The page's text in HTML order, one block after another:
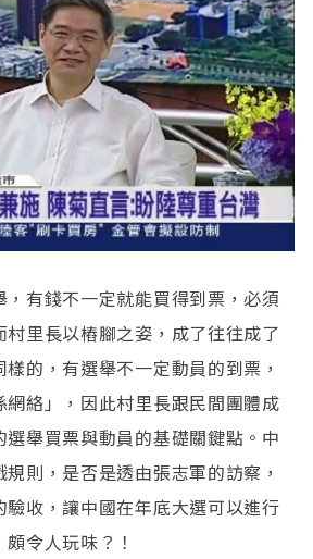
有錢不一定就能買得到票，必須
里長以樁腳之姿，成了往往成了
的，有選舉不一定動員的到票，
網絡」，因此村里長跟民間團體成
舉買票與動員的基礎關鍵點。中
則，是否是透由張志軍的訪察，
驗收，讓中國在年底大選可以進行
令人玩味？！